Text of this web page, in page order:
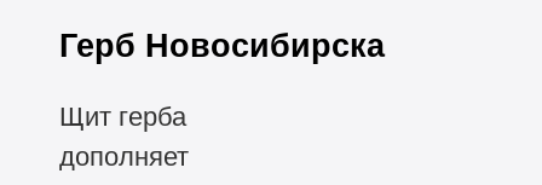
Герб Новосибирска
Щит герба
дополняет